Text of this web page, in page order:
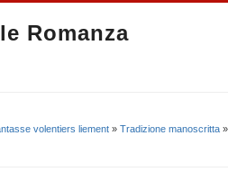
Romanza
volentiers liement » Tradizione manoscritta »